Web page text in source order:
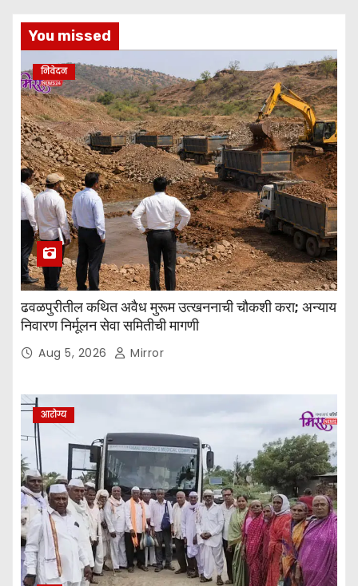
You missed
निवेदन
ढवळपुरीतील कथित अवैध मुरूम उत्खननाची चौकशी करा; अन्याय
निवारण निर्मूलन सेवा समितीची मागणी
Aug 5, 2026 Mirror
आरोग्य